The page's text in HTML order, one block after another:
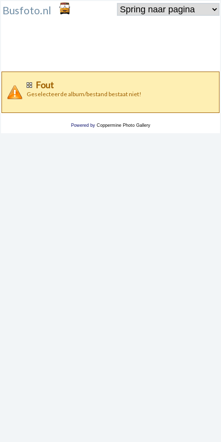
Busfoto.nl
Fout
Geselecteerde album/bestand bestaat niet!
Powered by Coppermine Photo Gallery